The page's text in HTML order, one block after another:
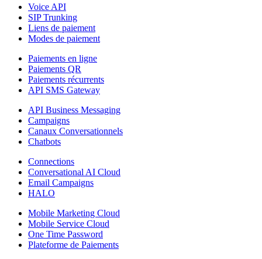
Voice API
SIP Trunking
Liens de paiement
Modes de paiement
Paiements en ligne
Paiements QR
Paiements récurrents
API SMS Gateway
API Business Messaging
Campaigns
Canaux Conversationnels
Chatbots
Connections
Conversational AI Cloud
Email Campaigns
HALO
Mobile Marketing Cloud
Mobile Service Cloud
One Time Password
Plateforme de Paiements